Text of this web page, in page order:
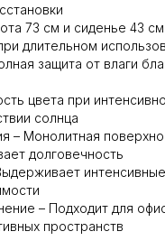
73 см и сиденье 43 см
длительном
защита от влаги
цвета при
солнца
– Монолитная
долговечность
интенсивные
– Подходит для
пространств